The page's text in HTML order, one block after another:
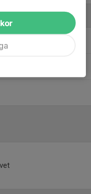
tränare